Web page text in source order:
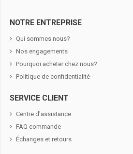
NOTRE ENTREPRISE
Qui sommes nous?
Nos engagements
Pourquoi acheter chez nous?
Politique de confidentialité
SERVICE CLIENT
Centre d'assistance
FAQ commande
Échanges et retours